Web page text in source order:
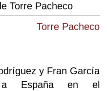
Torre Pacheco
Torre Pacheco
y Fran García
a España en el